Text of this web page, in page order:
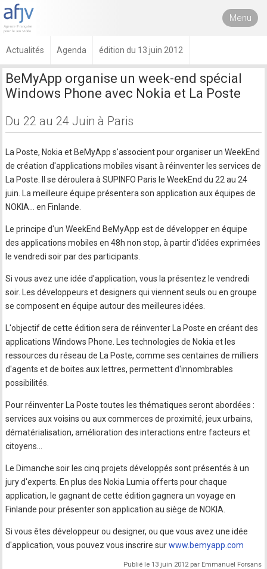
Menu
Actualités Agenda édition du 13 juin 2012
BeMyApp organise un week-end spécial
Windows Phone avec Nokia et La Poste
Du 22 au 24 Juin à Paris
La Poste, Nokia et BeMyApp s'associent pour organiser un WeekEnd
de création d'applications mobiles visant à réinventer les services de
La Poste. Il se déroulera à SUPINFO Paris le WeekEnd du 22 au 24
juin. La meilleure équipe présentera son application aux équipes de
NOKIA... en Finlande.
Le principe d'un WeekEnd BeMyApp est de développer en équipe
des applications mobiles en 48h non stop, à partir d'idées exprimées
le vendredi soir par des participants.
Si vous avez une idée d'application, vous la présentez le vendredi
soir. Les développeurs et designers qui viennent seuls ou en groupe
se composent en équipe autour des meilleures idées.
L'objectif de cette édition sera de réinventer La Poste en créant des
applications Windows Phone. Les technologies de Nokia et les
ressources du réseau de La Poste, comme ses centaines de milliers
d'agents et de boites aux lettres, permettent d'innombrables
possibilités.
Pour réinventer La Poste toutes les thématiques seront abordées :
services aux voisins ou aux commerces de proximité, jeux urbains,
dématérialisation, amélioration des interactions entre facteurs et
citoyens...
Le Dimanche soir les cinq projets développés sont présentés à un
jury d'experts. En plus des Nokia Lumia offerts pour chaque
application, le gagnant de cette édition gagnera un voyage en
Finlande pour présenter son application au siège de NOKIA.
Si vous êtes développeur ou designer, ou que vous avez une idée
d'application, vous pouvez vous inscrire surwww.bemyapp.com
Publié le 13 juin 2012 par Emmanuel Forsans